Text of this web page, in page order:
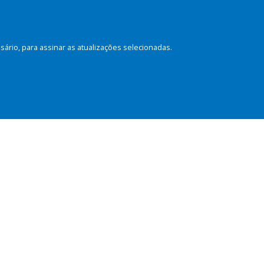
para assinar as atualizações selecionadas.